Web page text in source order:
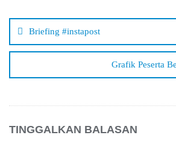
pos
Briefing #instapost
Grafik Peserta
TINGGALKAN BALASAN